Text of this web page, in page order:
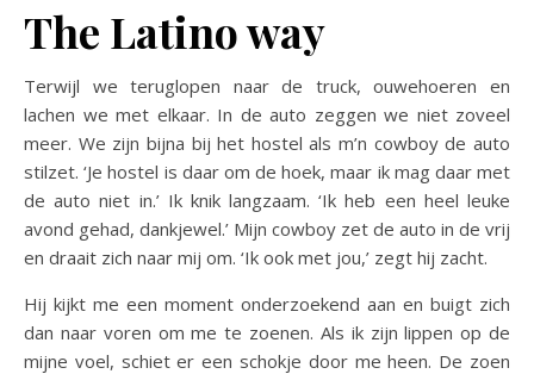
The Latino way
Terwijl we teruglopen naar de truck, ouwehoeren en
lachen we met elkaar. In de auto zeggen we niet zoveel
meer. We zijn bijna bij het hostel als m’n cowboy de auto
stilzet. ‘Je hostel is daar om de hoek, maar ik mag daar met
de auto niet in.’ Ik knik langzaam. ‘Ik heb een heel leuke
avond gehad, dankjewel.’ Mijn cowboy zet de auto in de vrij
en draait zich naar mij om. ‘Ik ook met jou,’ zegt hij zacht.
Hij kijkt me een moment onderzoekend aan en buigt zich
dan naar voren om me te zoenen. Als ik zijn lippen op de
mijne voel, schiet er een schokje door me heen. De zoen